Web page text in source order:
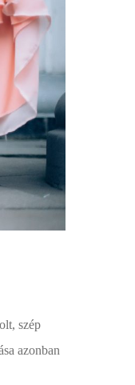
szép
azonban